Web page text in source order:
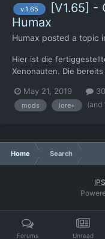
v.1.65
[V1.65] -
Humax
Humax posted a topic
Hier ist die
Xenonauten. Die
fertiggestellt. Sie
v1.65, die "Community
May 21, 2019
mods lore+ (and
Home Search
Forums Unread